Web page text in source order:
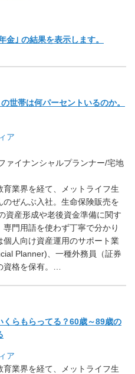
金｣ の結果を表示します。
世帯は何パーセントいるのか。
ア
ァイナンシャルプランナー/宅地
育業界を経て、メットライフ生
ぜんぶ入社。生命保険販売を
資産形成や老後資金準備に関す
門用語を使わず丁寧で分かり
人向け資産運用のサポート業
Planner)、一種外務員（証券
資格を保有。…
くらもらってる？60歳～89歳の
ア
業界を経て、
メットライフ生